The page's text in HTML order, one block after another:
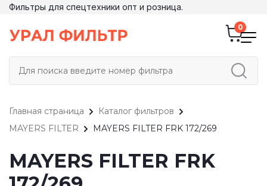
Фильтры для спецтехники опт и розница.
Главная страница
Каталог фильтров
MAYERS FILTER
MAYERS FILTER FRK 172/269
MAYERS FILTER FRK